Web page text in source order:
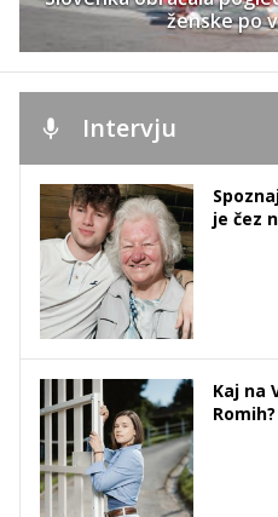
ženske po
Intervju
je čez
Kaj na
Romih?